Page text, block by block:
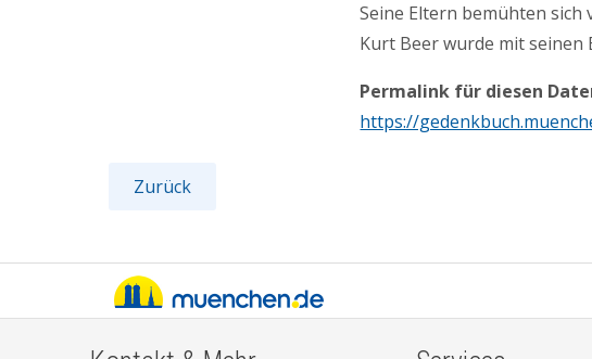
Seine Eltern bemühten
Kurt Beer wurde mit
Permalink für diesen
https://
Zurück